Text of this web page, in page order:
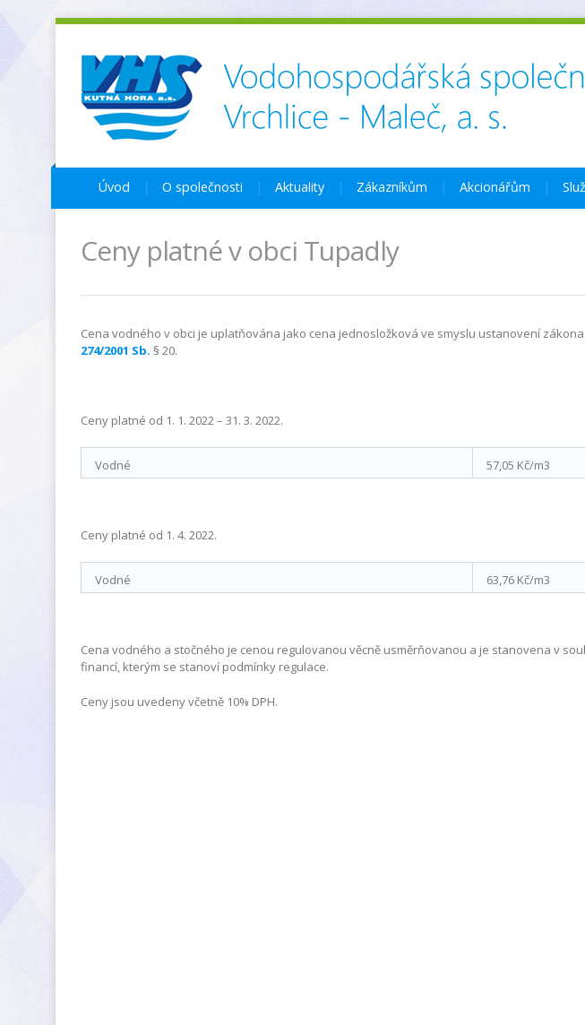
Úvod O společnosti Aktuality Zákazníkům Akcionářům
Ceny platné v obci Tupadly
Cena vodného v obci je uplatňována jako cena jednosložková ve smyslu ustanovení
274/2001 Sb. § 20.
Ceny platné od 1. 1. 2022 – 31. 3. 2022.
Vodné 57,05 Kč/m3
Ceny platné od 1. 4. 2022.
Vodné 63,76 Kč/m3
Cena vodného a stočného je cenou regulovanou věcně usměrňovanou a je stanovena v
financí, kterým se stanoví podmínky regulace.
Ceny jsou uvedeny včetně 10% DPH.